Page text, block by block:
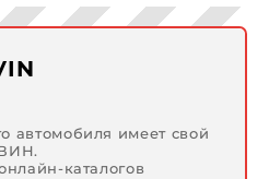
автомобиля имеет свой
каталогов